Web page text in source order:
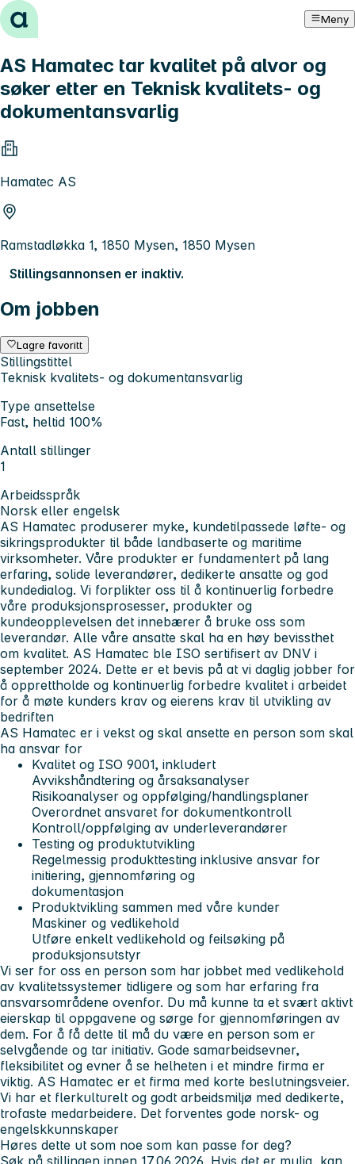
Hopp til innhold Meny
AS Hamatec tar kvalitet på alvor og
søker etter en Teknisk kvalitets- og
dokumentansvarlig
Hamatec AS
Ramstadløkka 1, 1850 Mysen, 1850 Mysen
Stillingsannonsen er inaktiv.
Om jobben
Lagre favoritt
Stillingstittel
Teknisk kvalitets- og dokumentansvarlig
Type ansettelse
Fast, heltid 100%
Antall stillinger
1
Arbeidsspråk
Norsk eller engelsk
AS Hamatec produserer myke, kundetilpassede løfte- og
sikringsprodukter til både landbaserte og maritime
virksomheter. Våre produkter er fundamentert på lang
erfaring, solide leverandører, dedikerte ansatte og god
kundedialog. Vi forplikter oss til å kontinuerlig forbedre
våre produksjonsprosesser, produkter og
kundeopplevelsen det innebærer å bruke oss som
leverandør. Alle våre ansatte skal ha en høy bevissthet
om kvalitet. AS Hamatec ble ISO sertifisert av DNV i
september 2024. Dette er et bevis på at vi daglig jobber for
å opprettholde og kontinuerlig forbedre kvalitet i arbeidet
for å møte kunders krav og eierens krav til utvikling av
bedriften
AS Hamatec er i vekst og skal ansette en person som skal
ha ansvar for
Kvalitet og ISO 9001, inkludert
Avvikshåndtering og årsaksanalyser
Risikoanalyser og oppfølging/handlingsplaner
Overordnet ansvaret for dokumentkontroll
Kontroll/oppfølging av underleverandører
Testing og produktutvikling
Regelmessig produkttesting inklusive ansvar for
initiering, gjennomføring og
dokumentasjon
Produktvikling sammen med våre kunder
Maskiner og vedlikehold
Utføre enkelt vedlikehold og feilsøking på
produksjonsutstyr
Vi ser for oss en person som har jobbet med vedlikehold
av kvalitetssystemer tidligere og som har erfaring fra
ansvarsområdene ovenfor. Du må kunne ta et svært aktivt
eierskap til oppgavene og sørge for gjennomføringen av
dem. For å få dette til må du være en person som er
selvgående og tar initiativ. Gode samarbeidsevner,
fleksibilitet og evner å se helheten i et mindre firma er
viktig. AS Hamatec er et firma med korte beslutningsveier.
Vi har et flerkulturelt og godt arbeidsmiljø med dedikerte,
trofaste medarbeidere. Det forventes gode norsk- og
engelskkunnskaper
Høres dette ut som noe som kan passe for deg?
Søk på stillingen innen 17.06.2026. Hvis det er mulig, kan